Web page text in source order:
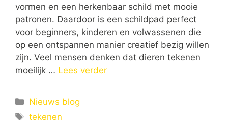
vormen en een herkenbaar schild met mooie
patronen. Daardoor is een schildpad perfect
voor beginners, kinderen en volwassenen die
op een ontspannen manier creatief bezig willen
zijn. Veel mensen denken dat dieren tekenen
moeilijk … Lees verder
Categorieën
Nieuws blog
Tags
tekenen